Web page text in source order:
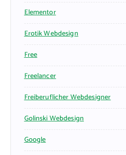
Elementor
Erotik Webdesign
Free
Freelancer
Freiberuflicher Webdesigner
Golinski Webdesign
Google